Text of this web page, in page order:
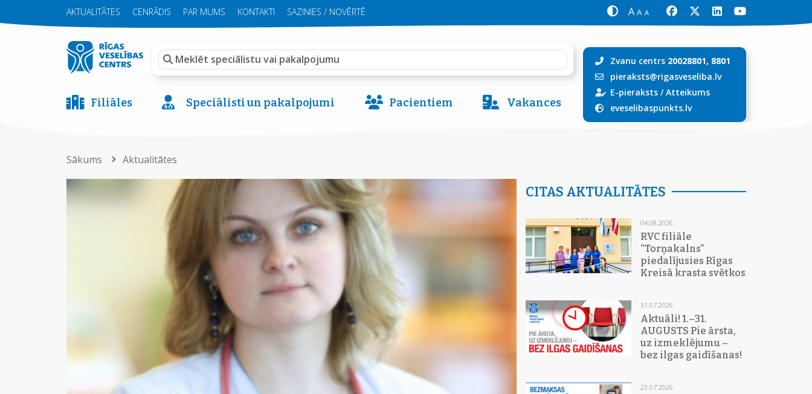
AKTUALITĀTES CENRĀDIS PAR MUMS KONTAKTI SAZINIES / NOVĒRTĒ A A A
Filiāles Speciālisti un pakalpojumi Pacientiem Vakances
Zvanu centrs 20028801, 8801
pieraksts@rigasveseliba.lv
E-pieraksts/Atteikums
eveselibaspunkts.lv
Sākums Aktualitātes
CITAS AKTUALITĀTES
04.08.2026.
RVC filiāle
“Torņakalns”
piedalījusies Rīgas
Kreisā krasta svētkos
31.07.2026.
Aktuāli! 1.–31.
AUGUSTS Pie ārsta,
uz izmeklējumu –
bez ilgas gaidīšanas!
23.07.2026.